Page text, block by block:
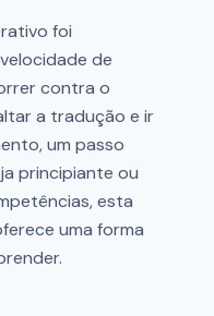
foi
de
contra o
a tradução e ir
um passo
principiante ou
esta
uma forma